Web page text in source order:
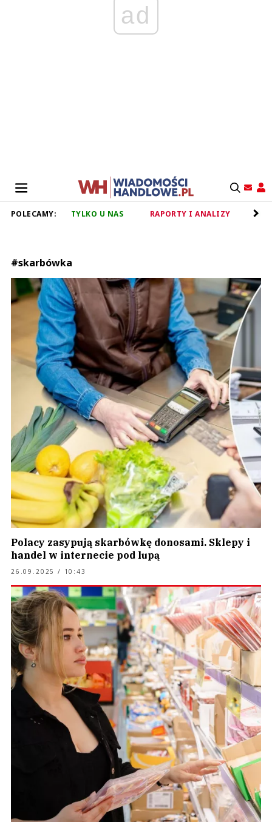
ad
POLECAMY: TYLKO U NAS RAPORTY I ANALIZY
#skarbówka
Polacy zasypują skarbówkę donosami. Sklepy i
handel w internecie pod lupą
26.09.2025 / 10:43